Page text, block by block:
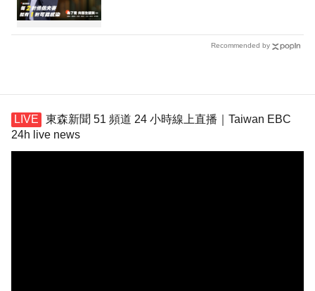
Recommended by
東森新聞 51 頻道 24 小時線上直播｜Taiwan EBC
24h live news